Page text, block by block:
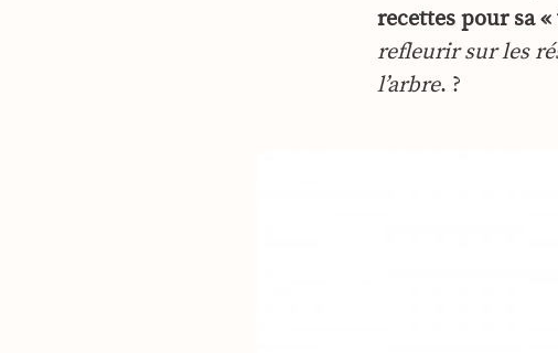
recettes pour sa
refleurir sur les
l’arbre. ?